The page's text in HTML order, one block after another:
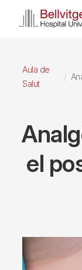
Aula de
Salut
el